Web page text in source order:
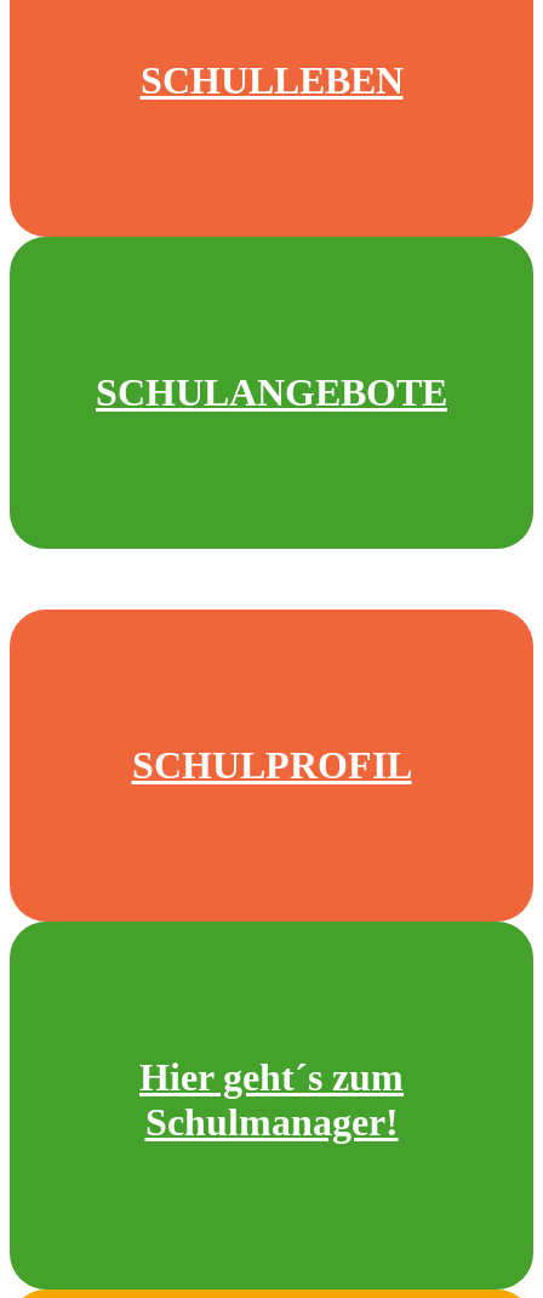
SCHULLEBEN
SCHULANGEBOTE
SCHULPROFIL
Hier geht´s zum
Schulmanager!